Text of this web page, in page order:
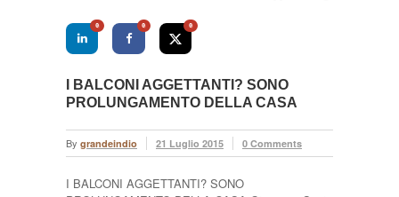
0 0 0
I BALCONI AGGETTANTI? SONO
PROLUNGAMENTO DELLA CASA
By grandeindio 21 Luglio 2015 0 Comments
I BALCONI AGGETTANTI? SONO